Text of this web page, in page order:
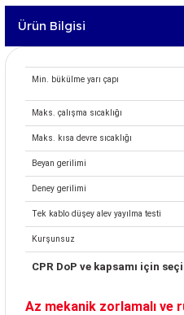
Ürün Bilgisi
Min. bükülme yarı çapı
Maks. çalışma sıcaklığı
Maks. kısa devre sıcaklığı
Beyan gerilimi
Deney gerilimi
Tek kablo düşey alev yayılma testi
Kurşunsuz
CPR DoP ve kapsamı için
Az mekanik zorlamalı ve